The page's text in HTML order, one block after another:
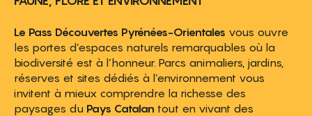
Le Pass Découvertes Pyrénées-Orientales vous ouvre
les portes d’espaces naturels remarquables où la
biodiversité est à l’honneur. Parcs animaliers, jardins,
réserves et sites dédiés à l’environnement vous
invitent à mieux comprendre la richesse des
paysages du Pays Catalan tout en vivant des